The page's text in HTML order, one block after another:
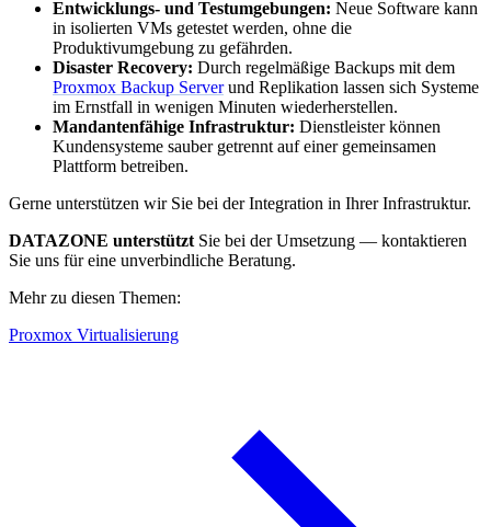
Entwicklungs- und Testumgebungen: Neue Software kann
in isolierten VMs getestet werden, ohne die
Produktivumgebung zu gefährden.
Disaster Recovery: Durch regelmäßige Backups mit dem
Proxmox Backup Serverund Replikation lassen sich Systeme
im Ernstfall in wenigen Minuten wiederherstellen.
Mandantenfähige Infrastruktur: Dienstleister können
Kundensysteme sauber getrennt auf einer gemeinsamen
Plattform betreiben.
Gerne unterstützen wir Sie bei der Integration in Ihrer Infrastruktur.
DATAZONE unterstützt Sie bei der Umsetzung — kontaktieren
Sie uns für eine unverbindliche Beratung.
Mehr zu diesen Themen:
Proxmox Virtualisierung